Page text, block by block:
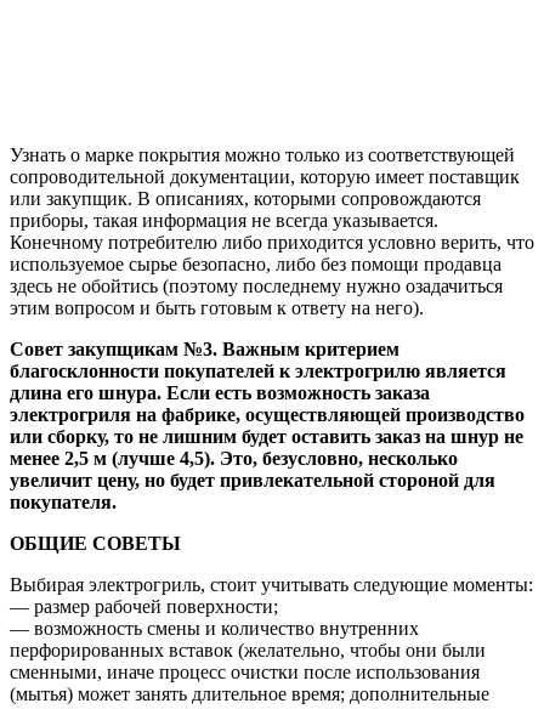
Узнать о марке покрытия можно только из соответствующей
сопроводительной документации, которую имеет поставщик
или закупщик. В описаниях, которыми сопровождаются
приборы, такая информация не всегда указывается.
Конечному потребителю либо приходится условно верить, что
используемое сырье безопасно, либо без помощи продавца
здесь не обойтись (поэтому последнему нужно озадачиться
этим вопросом и быть готовым к ответу на него).
Совет закупщикам №3. Важным критерием
благосклонности покупателей к электрогрилю является
длина его шнура. Если есть возможность заказа
электрогриля на фабрике, осуществляющей производство
или сборку, то не лишним будет оставить заказ на шнур не
менее 2,5 м (лучше 4,5). Это, безусловно, несколько
увеличит цену, но будет привлекательной стороной для
покупателя.
ОБЩИЕ СОВЕТЫ
Выбирая электрогриль, стоит учитывать следующие моменты:
— размер рабочей поверхности;
— возможность смены и количество внутренних
перфорированных вставок (желательно, чтобы они были
сменными, иначе процесс очистки после использования
(мытья) может занять длительное время; дополнительные